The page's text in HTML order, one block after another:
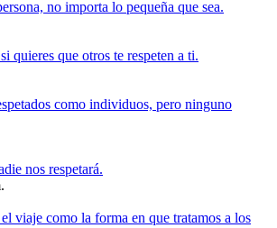
no importa lo pequeña que sea.
quieres que otros te respeten a ti.
como individuos, pero ninguno
nos respetará.
viaje como la forma en que tratamos a los